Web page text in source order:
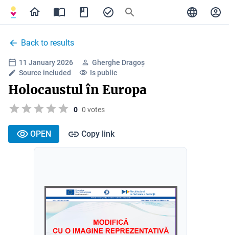
Back to results
11 January 2026
Gherghe Dragoș
Source included
Is public
Holocaustul în Europa
0 0 votes
OPEN Copy link